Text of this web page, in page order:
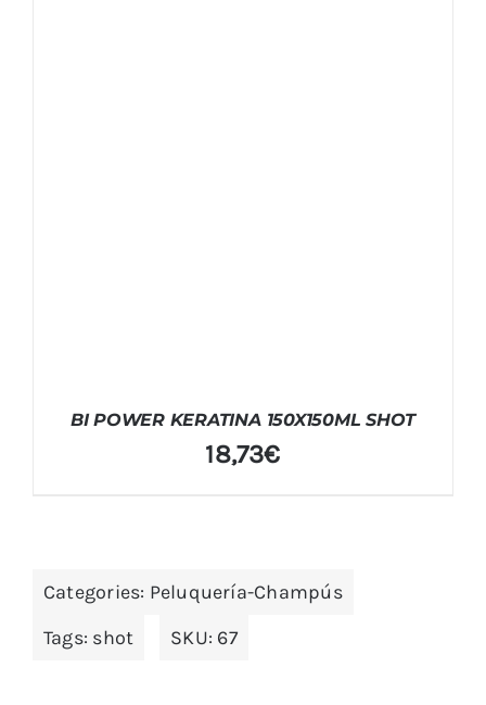
BI POWER KERATINA 150X150ML SHOT
18,73€
Categories: Peluquería-Champús
Tags: shot SKU: 67